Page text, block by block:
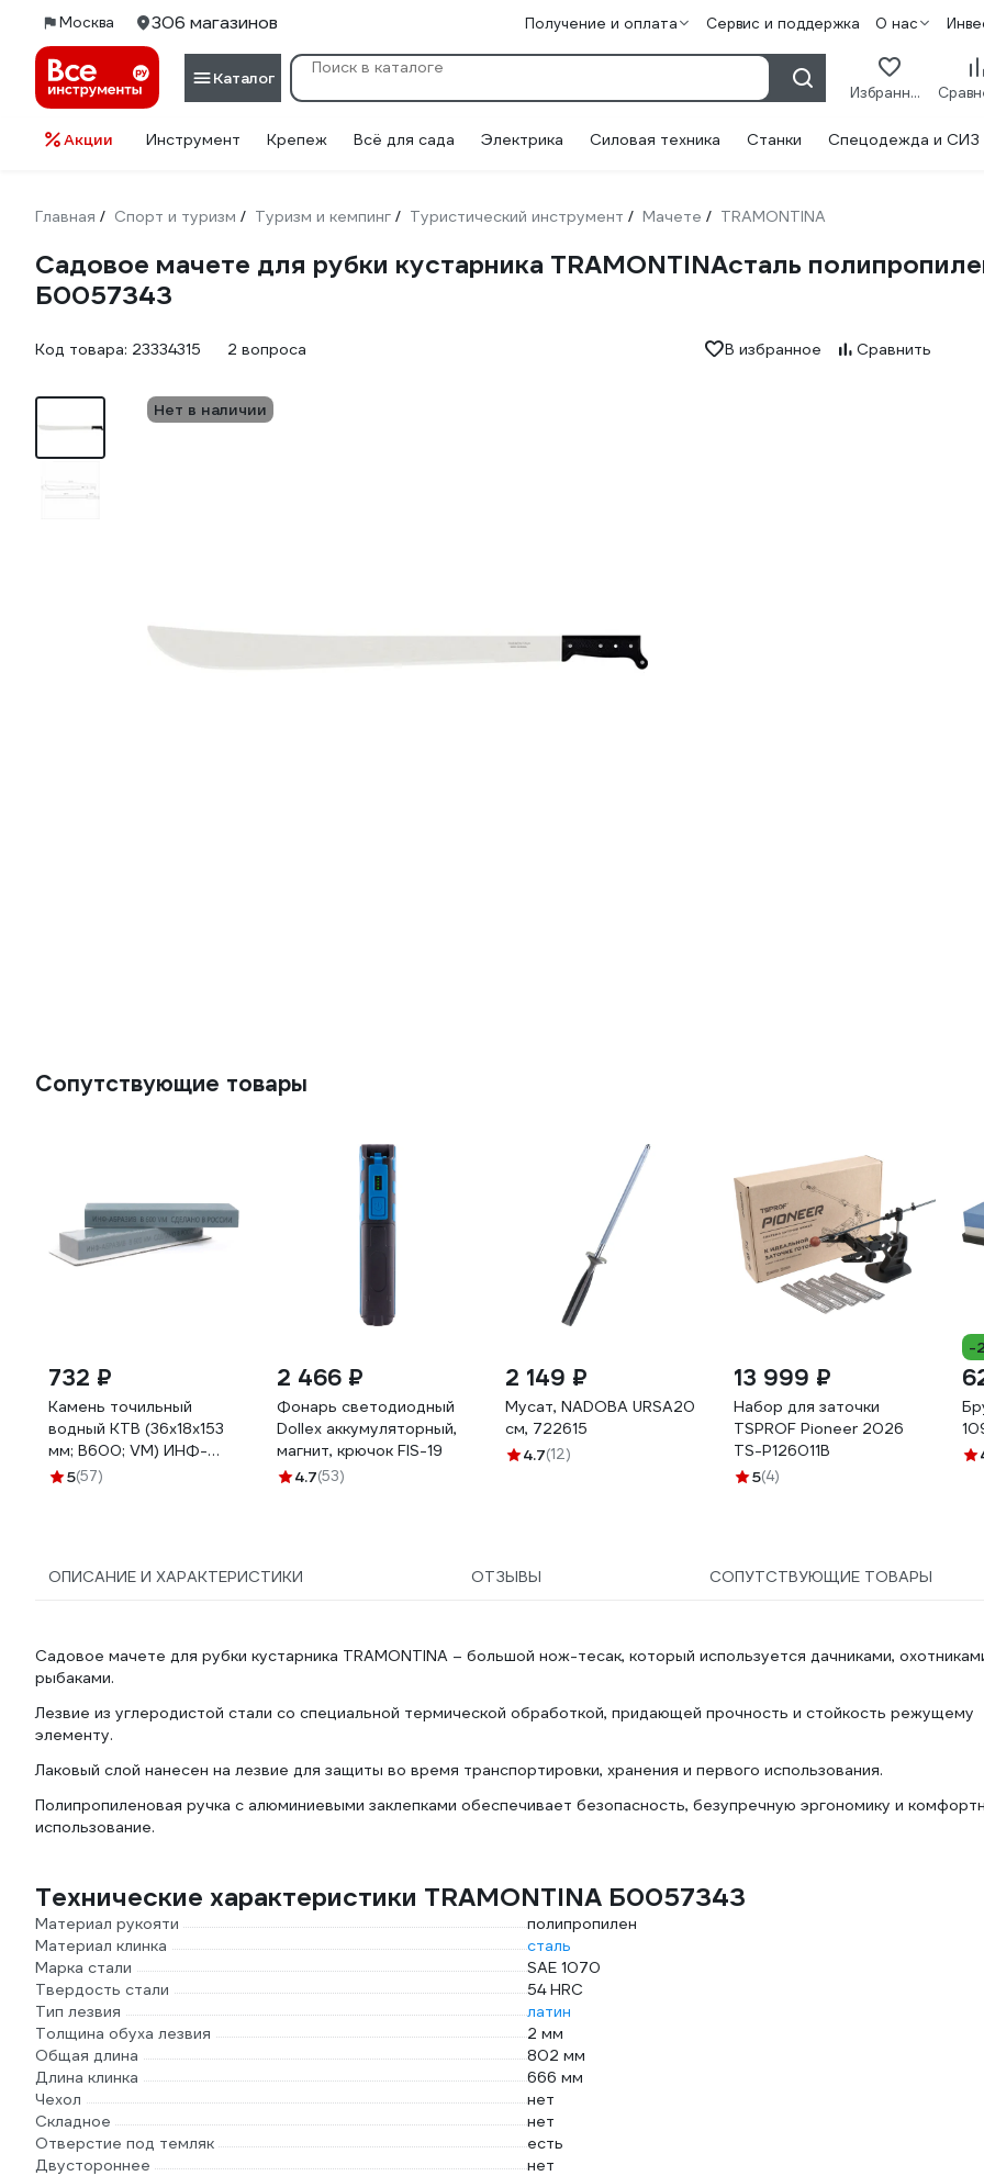
Москва 306 магазинов Получение и оплата Сервис и поддержка О нас
Каталог
Избранное
Акции Инструмент Крепеж Всё для сада Электрика Силовая техника Станки Спецодежда и СИЗ
Главная / Спорт и туризм / Туризм и кемпинг / Туристический инструмент / Мачете / TRAMONTINA
Садовое мачете для рубки кустарника TRAMONTINAсталь
Б0057343
Код товара: 23334315 2 вопроса В избранное Сравнить
Нет в наличии
Сопутствующие товары
732 ₽
Камень точильный
водный КТВ (36х18х153
мм; B600; VM) ИНФ-
АБРАЗИВ Б-4922
5(57)
2 466 ₽
Фонарь светодиодный
Dollex аккумуляторный,
магнит, крючок FIS-19
4.7(53)
2 149 ₽
Мусат, NADOBA URSA20
см, 722615
4.7(12)
13 999 ₽
Набор для заточки
TSPROF Pioneer 2026
TS-P126011B
5(4)
-
ОПИСАНИЕ И ХАРАКТЕРИСТИКИ ОТЗЫВЫ СОПУТСТВУЮЩИЕ ТОВАРЫ
Садовое мачете для рубки кустарника TRAMONTINA – большой нож-тесак, который используется дачниками,
рыбаками.
Лезвие из углеродистой стали со специальной термической обработкой, придающей прочность и стойкость режущему
элементу.
Лаковый слой нанесен на лезвие для защиты во время транспортировки, хранения и первого использования.
Полипропиленовая ручка с алюминиевыми заклепками обеспечивает безопасность, безупречную эргономику и
использование.
Технические характеристики TRAMONTINA Б0057343
Материал рукояти
полипропилен
Материал клинка
сталь
Марка стали
SAE 1070
Твердость стали
54 HRC
Тип лезвия
латин
Толщина обуха лезвия
2 мм
Общая длина
802 мм
Длина клинка
666 мм
Чехол
нет
Складное
нет
Отверстие под темляк
есть
Двустороннее
нет